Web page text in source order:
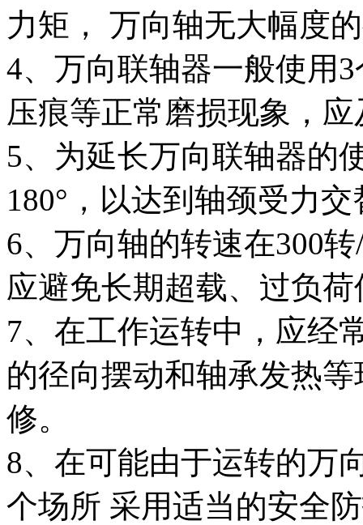
力矩， 万向轴无大幅度
4、万向联轴器一般使用
压痕等正常磨损现象，
5、为延长万向联轴器的
180°，以达到轴颈受力
6、万向轴的转速在300
应避免长期超载、过负
7、在工作运转中，应经
的径向摆动和轴承发热
修。
8、在可能由于运转的万
个场所 采用适当的安全